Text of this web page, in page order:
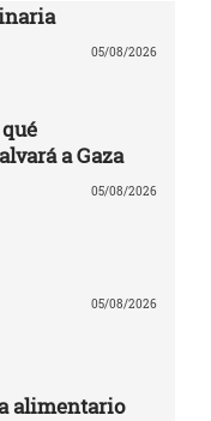
05/08/2026
a Gaza
05/08/2026
05/08/2026
alimentario